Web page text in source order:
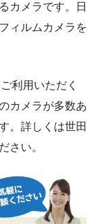
カメラです。日
ィルムカメラを
利用いただく
カメラが多数あ
。詳しくは世田
さい。